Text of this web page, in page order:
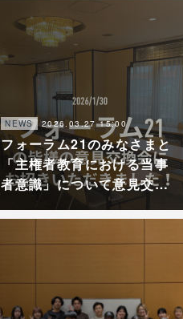
NEWS 2026.03.27 15:00
フォーラム21のみなさまと
「主権者教育における当事
者意識」について意見交…